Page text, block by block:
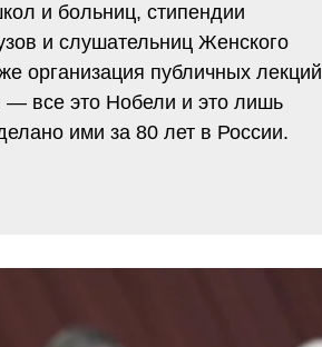
и больниц, стипендии
и слушательниц Женского
организация публичных лекций
— все это Нобели и это лишь
ими за 80 лет в России.